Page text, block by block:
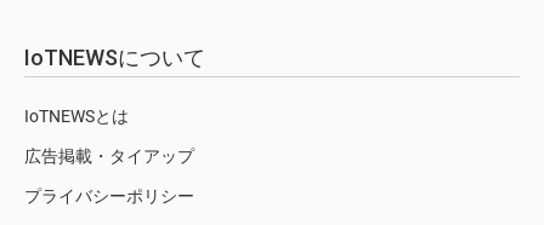
IoTNEWSについて
IoTNEWSとは
広告掲載・タイアップ
プライバシーポリシー